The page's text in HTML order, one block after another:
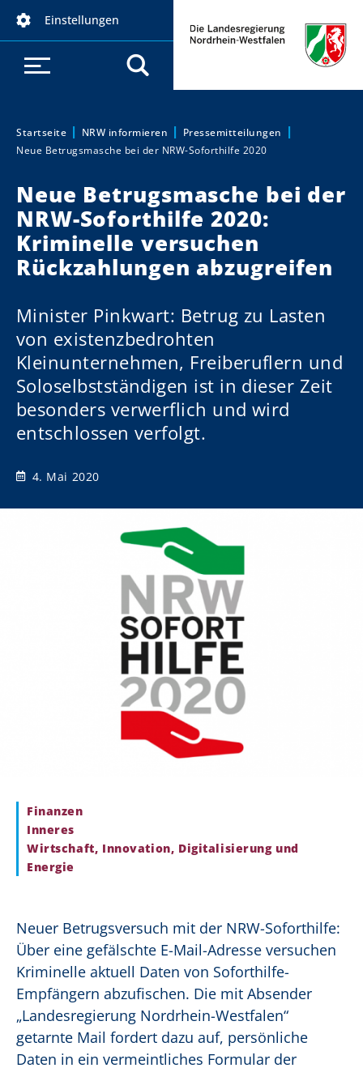
Einstellungen
Sie sind hier:
Startseite NRW informieren
Pressemitteilungen
Neue Betrugsmasche bei der NRW-Soforthilfe 2020
Neue Betrugsmasche bei der
NRW-Soforthilfe 2020:
Kriminelle versuchen
Rückzahlungen abzugreifen
Minister Pinkwart: Betrug zu Lasten
von existenzbedrohten
Kleinunternehmen, Freiberuflern und
Soloselbstständigen ist in dieser Zeit
besonders verwerflich und wird
entschlossen verfolgt.
4. Mai 2020
Finanzen
Inneres
Wirtschaft, Innovation, Digitalisierung und
Energie
Neuer Betrugsversuch mit der NRW-Soforthilfe:
Über eine gefälschte E-Mail-Adresse versuchen
Kriminelle aktuell Daten von Soforthilfe-
Empfängern abzufischen. Die mit Absender
„Landesregierung Nordrhein-Westfalen“
getarnte Mail fordert dazu auf, persönliche
Daten in ein vermeintliches Formular der